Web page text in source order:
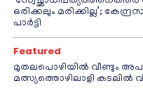
ഒരിക്കലും മരിക്കില്ല’;
പാർട്ടി
Featured
മുതലപൊഴിയിൽ വീണ്ടും
മത്സ്യത്തൊഴിലാളി കടലിൽ